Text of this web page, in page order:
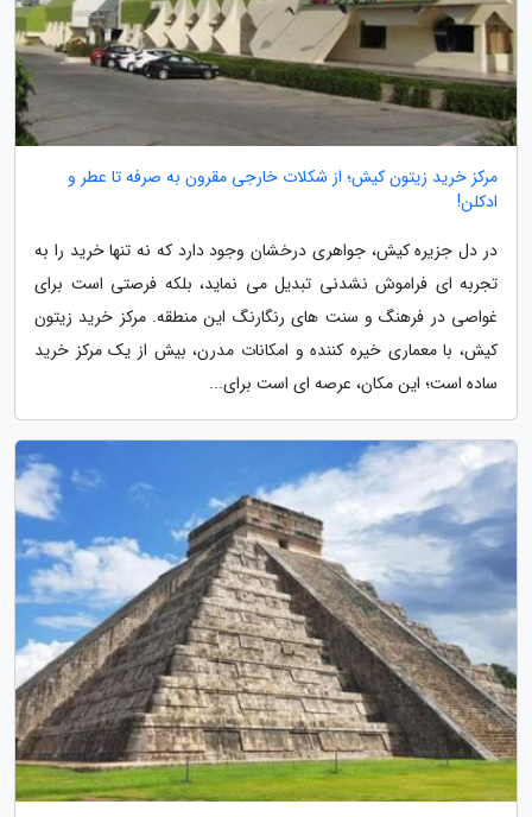
مرکز خرید زیتون کیش؛ از شکلات خارجی مقرون به صرفه تا عطر و
ادکلن!
در دل جزیره کیش، جواهری درخشان وجود دارد که نه تنها خرید را به
تجربه ای فراموش نشدنی تبدیل می نماید، بلکه فرصتی است برای
غواصی در فرهنگ و سنت های رنگارنگ این منطقه. مرکز خرید زیتون
کیش، با معماری خیره کننده و امکانات مدرن، بیش از یک مرکز خرید
ساده است؛ این مکان، عرصه ای است برای...